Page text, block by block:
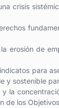
crisis
erosión de
para
y sostenible
la
de los